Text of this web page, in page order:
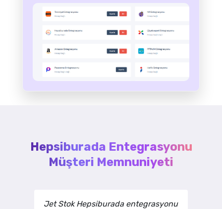
Hepsiburada Entegrasyonu
Müşteri Memnuniyeti
Jet Stok Hepsiburada entegrasyonu